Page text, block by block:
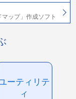
ップ」作成ソフト
ーティリテ
ィ